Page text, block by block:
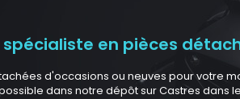
en pièces
d'occasions ou neuves pour votre
dans notre dépôt sur Castres dans